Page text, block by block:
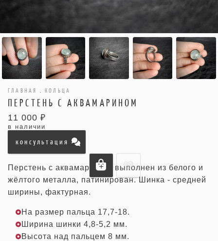
ГЛАВНАЯ . КОЛЬЦА
ПЕРСТЕНЬ С АКВАМАРИНОМ
11 000 ₽
в наличии
консультация
Перстень с аквамарином, выполнен из белого и
жёлтого металла, патинирован. Шинка - средней
ширины, фактурная.
На размер пальца 17,7-18.
Ширина шинки 4,8-5,2 мм.
Высота над пальцем 8 мм.